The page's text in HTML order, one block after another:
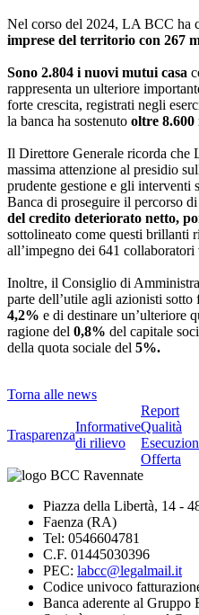
Nel corso del 2024, LA BCC ha
imprese del territorio con 267
Sono 2.804 i nuovi mutui casa
rappresenta un ulteriore
forte crescita, registrati negli
la banca ha sostenuto oltre 8.600
Il Direttore Generale ricorda che
massima attenzione al presidio
prudente gestione e gli interventi
Banca di proseguire il percorso di
del credito deteriorato netto,
sottolineato come questi brillanti
all’impegno dei 641
Inoltre, il Consiglio di
parte dell’utile agli azionisti
4,2% e di destinare un’ulteriore
ragione del 0,8% del capitale
della quota sociale del 5%.
Torna alle news
Trasparenza
Informative
di rilievo
Report
Qualità
Offerta
Piazza della Libertà, 14 -
Faenza (RA)
Tel: 0546604781
C.F. 01445030396
PEC: labcc@legalmail.it
Codice univoco
Banca aderente al Gruppo